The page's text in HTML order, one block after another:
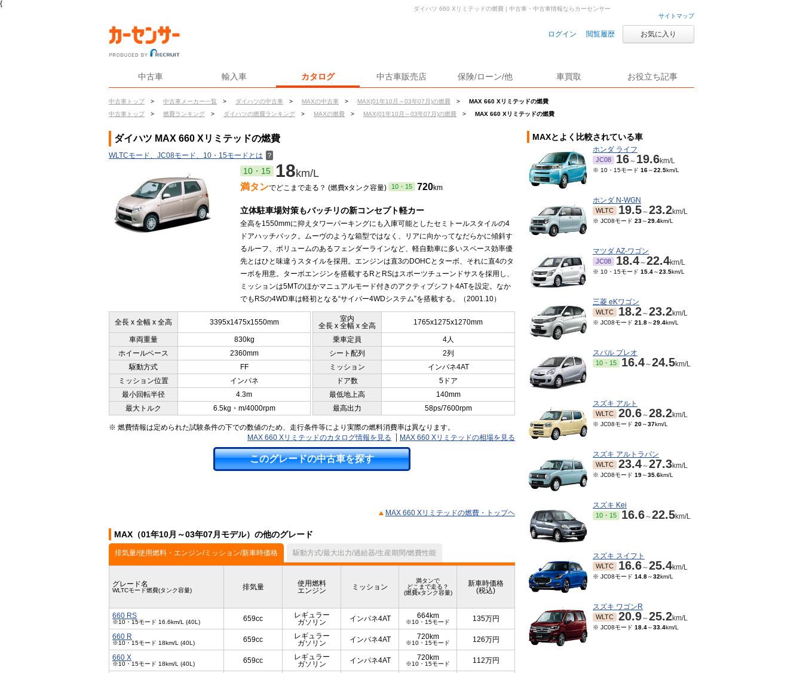
{
サイトマップ
ログイン 閲覧履歴 お気に入り
中古車 輸入車 カタログ 中古車販売店 保険/ローン/他 車買取 お役立ち記事
中古車トップ > 中古車メーカー一覧 > ダイハツの中古車 > MAXの中古車 > MAX(01年10月～03年07月)の燃費 >
MAX 660 Xリミテッドの燃費
中古車トップ
> 燃費ランキング > ダイハツの燃費ランキング > MAXの燃費 > MAX(01年10月～03年07月)の燃費 > MAX 660 Xリミテッドの燃費
ダイハツ 660 Xリミテッドの燃費 | 中古車・中古車情報ならカーセンサー
ダイハツ MAX 660 Xリミテッドの燃費
WLTCモード、JC08モード、10・15モードとは ？
10・15 18km/L
満タンでどこまで走る？ (燃費xタンク容量) 10・15 720km
立体駐車場対策もバッチリの新コンセプト軽カー
全高を1550mmに抑えタワーパーキングにも入庫可能としたセミトールスタイルの4
ドアハッチバック。ムーヴのような箱型ではなく、リアに向かってなだらかに傾斜す
るルーフ、ボリュームのあるフェンダーラインなど、軽自動車に多いスペース効率優
先とはひと味違うスタイルを採用。エンジンは直3のDOHCとターボ、それに直4のタ
ーボを用意。ターボエンジンを搭載するRとRSはスポーツチューンドサスを採用し、
ミッションは5MTのほかマニュアルモード付きのアクティブシフト4ATを設定。なか
でもRSの4WD車は軽初となる“サイバー4WDシステム”を搭載する。（2001.10）
全長 x 全幅 x 全高 3395x1475x1550mm
室内
全長 x 全幅 x 全高
1765x1275x1270mm
車両重量 830kg 乗車定員
4人
ホイールベース
2360mm シート配列
2列
駆動方式
FF ミッション
インパネ4AT
ミッション位置
インパネ ドア数
5ドア
最小回転半径
4.3m 最低地上高
140mm
最大トルク
6.5kg・m/4000rpm 最高出力 58ps/7600rpm
※ 燃費情報は定められた試験条件の下での数値のため、走行条件等により実際の燃料消費率は異なります。
MAX 660 Xリミテッドのカタログ情報を見る
MAX 660 Xリミテッドの相場を見る
このグレードの中古車を探す
MAX 660 Xリミテッドの燃費・トップヘ
MAX（01年10月～03年07月モデル）の他のグレード
排気量/使用燃料・エンジン/ミッション/新車時価格 駆動方式/最大出力/過給器/生産期間/燃費性能
グレード名
WLTCモード燃費(タンク容量) 排気量
使用燃料
エンジン
ミッション
満タンで
どこまで走る？
(燃費xタンク容量)
新車時価格
(税込)
660 RS
※10・15モード 16.6km/L (40L) 659cc
レギュラー
ガソリン
インパネ4AT 664km
※10・15モード 135万円
660 R
※10・15モード 18km/L (40L) 659cc
レギュラー
ガソリン
インパネ4AT 720km
※10・15モード 126万円
660 X
※10・15モード 18km/L (40L) 659cc
レギュラー
ガソリン
インパネ4AT 720km
※10・15モード 112万円
MAXとよく比較されている車
ホンダ ライフ
JC08 16～ 19.6km/L
※ 10・15モード 16～22.5km/L
ホンダ N-WGN
WLTC 19.5～23.2km/L
※ JC08モード 23～29.4km/L
マツダ AZ-ワゴン
JC08 18.4～22.4km/L
※ 10・15モード 15.4～23.5km/L
三菱 eKワゴン
WLTC 18.2～23.2km/L
※ JC08モード 21.8～29.4km/L
スバル プレオ
10・15 16.4～24.5km/L
スズキ アルト
WLTC 20.6～28.2km/L
※ JC08モード 20～37km/L
スズキ アルトラパン
WLTC 23.4～27.3km/L
※ JC08モード 19～35.6km/L
スズキ Kei
10・15 16.6～22.5km/L
スズキ スイフト
WLTC 16.6～25.4km/L
※ JC08モード 14.8～32km/L
スズキ ワゴンR
WLTC 20.9～25.2km/L
※ JC08モード 18.4～33.4km/L